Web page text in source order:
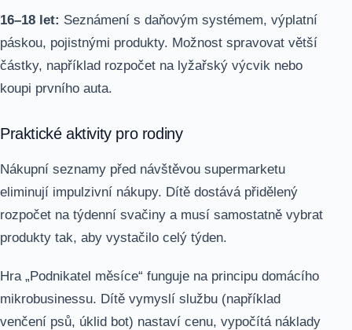
16–18 let: Seznámení s daňovým systémem, výplatní
páskou, pojistnými produkty. Možnost spravovat větší
částky, například rozpočet na lyžařský výcvik nebo
koupi prvního auta.
Praktické aktivity pro rodiny
Nákupní seznamy před návštěvou supermarketu
eliminují impulzivní nákupy. Dítě dostává přidělený
rozpočet na týdenní svačiny a musí samostatně vybrat
produkty tak, aby vystačilo celý týden.
Hra „Podnikatel měsíce“ funguje na principu domácího
mikrobusinessu. Dítě vymyslí službu (například
venčení psů, úklid bot) nastaví cenu, vypočítá náklady